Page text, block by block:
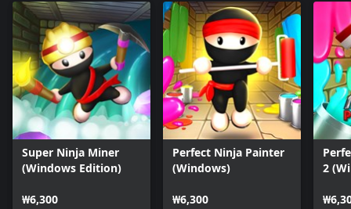
Super Ninja Miner
(Windows Edition)
₩6,300
Perfect Ninja Painter
(Windows)
₩6,300
2